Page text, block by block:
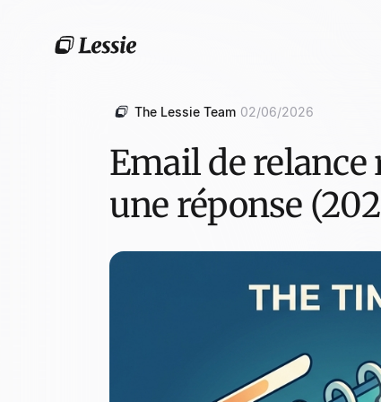
The Lessie Team 02/06/2026
Email de
une réponse